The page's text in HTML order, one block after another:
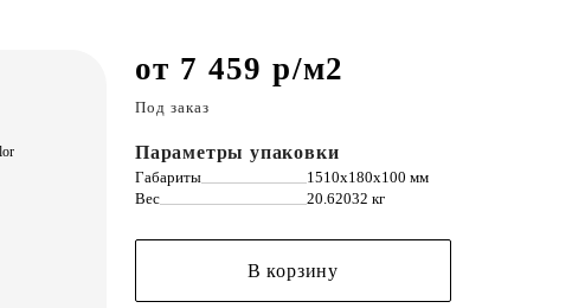
от 7 459 р/м2
Под заказ
Параметры упаковки
Габариты
1510х180х100 мм
Вес
20.62032 кг
В корзину